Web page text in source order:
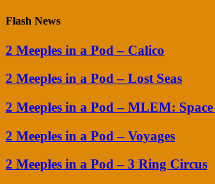
Flash News
2 Meeples in a Pod – Calico
2 Meeples in a Pod – Lost Seas
2 Meeples in a Pod – MLEM:
2 Meeples in a Pod – Voyages
2 Meeples in a Pod – 3 Ring Circus